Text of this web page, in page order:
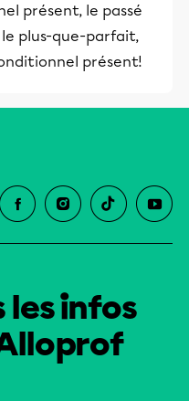
présent, le passé
le plus-que-parfait,
présent!
les infos